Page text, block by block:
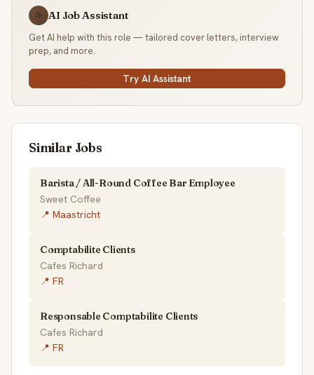
☕ AI Job Assistant
Get AI help with this role — tailored cover letters, interview
prep, and more.
Try AI Assistant
Similar Jobs
Barista / All-Round Coffee Bar Employee
Sweet Coffee
📍 Maastricht
Comptabilite Clients
Cafes Richard
📍 FR
Responsable Comptabilite Clients
Cafes Richard
📍 FR